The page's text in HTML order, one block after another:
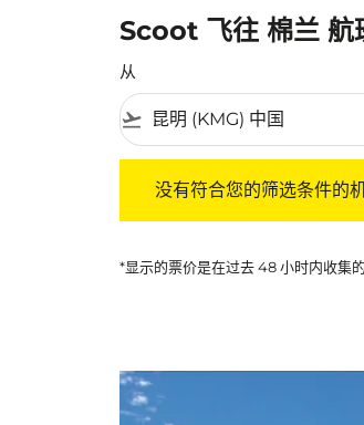
Scoot 飞往 棉兰 航
从
flight_takeoff
没有符合您的筛选条件的
*显示的票价是在过去 48 小时内收集